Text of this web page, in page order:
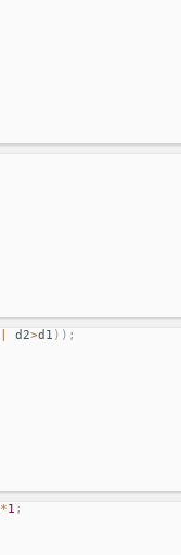
d2>d1 ) ) ;
*1 ;